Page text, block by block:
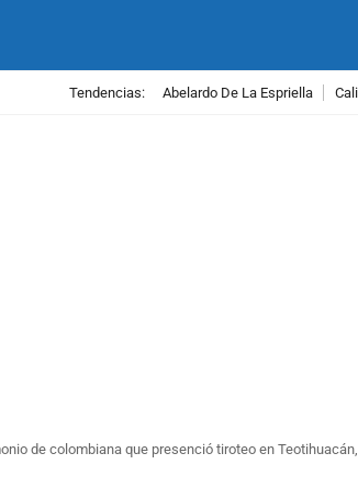
Tendencias: Abelardo De La Espriella Cali
de colombiana que presenció tiroteo en